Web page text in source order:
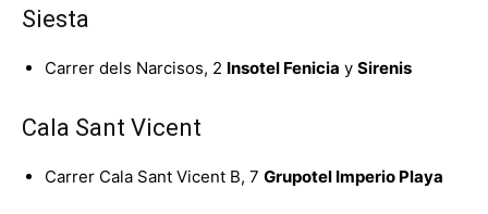
Siesta
Carrer dels Narcisos, 2 Insotel Fenicia y Sirenis
Cala Sant Vicent
Carrer Cala Sant Vicent B, 7 Grupotel Imperio Playa